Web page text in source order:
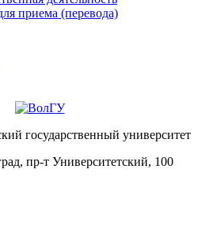
приема (перевода)
государственный университет
пр-т Университетский, 100